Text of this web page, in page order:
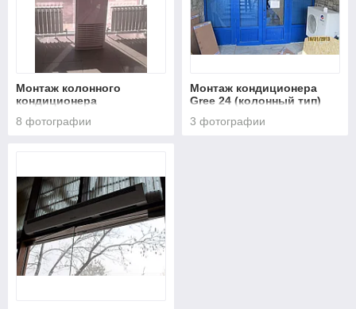
Монтаж колонного
кондиционера
8 фотографии
Монтаж кондиционера
Gree 24 (колонный тип)
3 фотографии